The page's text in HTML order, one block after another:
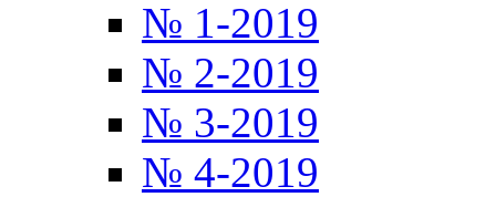
№ 1-2019
№ 2-2019
№ 3-2019
№ 4-2019